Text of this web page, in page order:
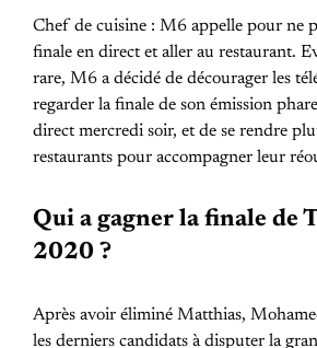
Chef de cuisine : M6 appelle pour ne
finale en direct et aller au restaurant.
rare, M6 a décidé de décourager les
regarder la finale de son émission
direct mercredi soir, et de se rendre
restaurants pour accompagner leur
Qui a gagner la finale de
2020 ?
Après avoir éliminé Matthias,
les derniers candidats à disputer la